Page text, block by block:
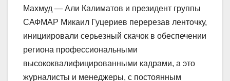
Махмуд — Али Калиматов и президент группы
САФМАР Микаил Гуцериев перерезав ленточку,
инициировали серьезный скачок в обеспечении
региона профессиональными
высококвалифицированными кадрами, а это
журналисты и менеджеры, с постоянным